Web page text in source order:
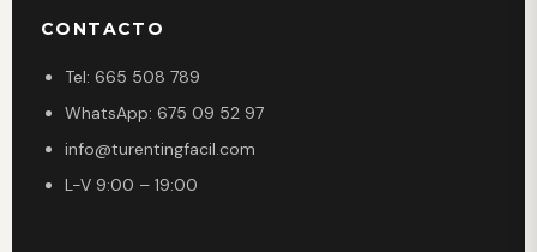
CONTACTO
Tel: 665 508 789
WhatsApp: 675 09 52 97
info@turentingfacil.com
L-V 9:00 – 19:00